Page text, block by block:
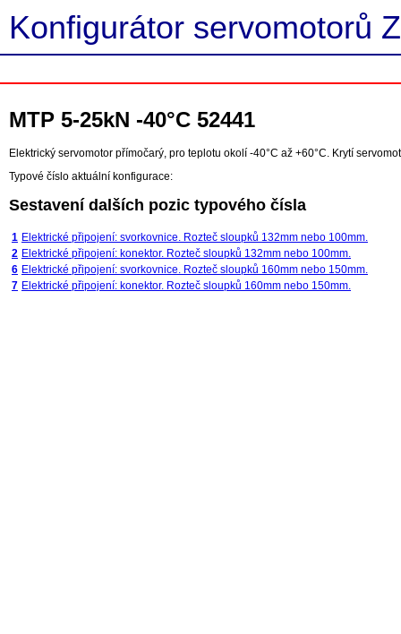
Konfigurátor servomotorů
MTP 5-25kN -40°C 52441
Elektrický servomotor přímočarý, pro teplotu okolí -40°C až +60°C. Krytí
Typové číslo aktuální konfigurace:
Sestavení dalších pozic typového čísla
1 Elektrické připojení: svorkovnice. Rozteč sloupků 132mm nebo 100mm.
2 Elektrické připojení: konektor. Rozteč sloupků 132mm nebo 100mm.
6 Elektrické připojení: svorkovnice. Rozteč sloupků 160mm nebo 150mm.
7 Elektrické připojení: konektor. Rozteč sloupků 160mm nebo 150mm.